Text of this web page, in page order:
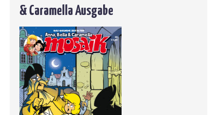
& Caramella Ausgabe